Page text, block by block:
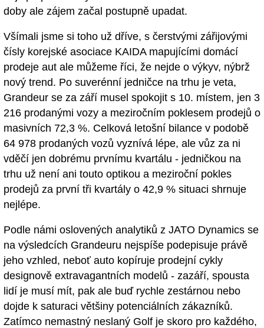
doby ale zájem začal postupně upadat.
Všímali jsme si toho už dříve, s čerstvými zářijovými
čísly korejské asociace KAIDA mapujícími domácí
prodeje aut ale můžeme říci, že nejde o výkyv, nýbrž
nový trend. Po suverénní jedničce na trhu je veta,
Grandeur se za září musel spokojit s 10. místem, jen 3
216 prodanými vozy a meziročním poklesem prodejů o
masivních 72,3 %. Celková letošní bilance v podobě
64 978 prodaných vozů vyznívá lépe, ale vůz za ni
vděčí jen dobrému prvnímu kvartálu - jedničkou na
trhu už není ani touto optikou a meziroční pokles
prodejů za první tři kvartály o 42,9 % situaci shrnuje
nejlépe.
Podle námi oslovených analytiků z JATO Dynamics se
na výsledcích Grandeuru nejspíše podepisuje právě
jeho vzhled, neboť auto kopíruje prodejní cykly
designově extravagantních modelů - zazáří, spousta
lidí je musí mít, pak ale buď rychle zestárnou nebo
dojde k saturaci většiny potenciálních zákazníků.
Zatímco nemastný neslaný Golf je skoro pro každého,